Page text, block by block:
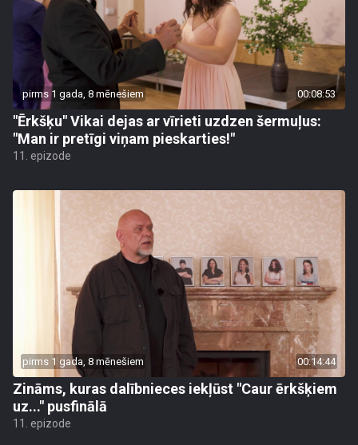
pirms 1 gada, 8 mēnešiem 00:08:53
"Ērkšķu" Vikai dejas ar vīrieti uzdzen šermuļus:
"Man ir pretīgi viņam pieskarties!"
11. epizode
pirms 1 gada, 8 mēnešiem 00:14:44
Zināms, kuras dalībnieces iekļūst "Caur ērkšķiem
uz..." pusfinālā
11. epizode